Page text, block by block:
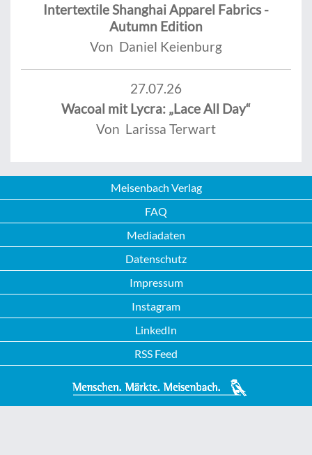
Intertextile Shanghai Apparel Fabrics -
Autumn Edition
Von Daniel Keienburg
27.07.26
Wacoal mit Lycra: „Lace All Day“
Von Larissa Terwart
Meisenbach Verlag
FAQ
Mediadaten
Datenschutz
Impressum
Instagram
LinkedIn
RSS Feed